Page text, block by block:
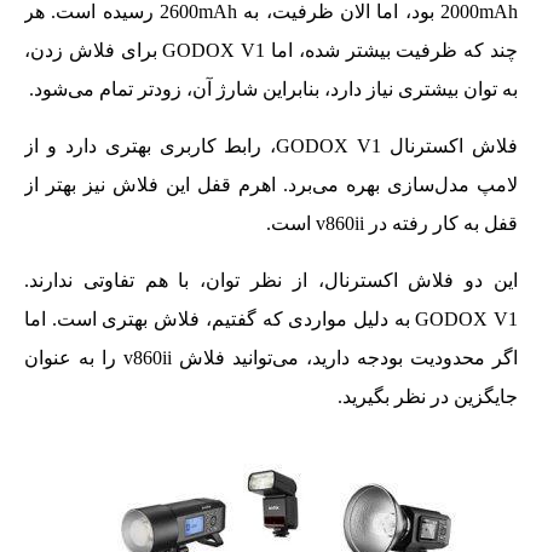
2000mAh بود، اما الان ظرفیت، به 2600mAh رسیده است. هر
چند که ظرفیت بیشتر شده، اما GODOX V1 برای فلاش زدن،
به توان بیشتری نیاز دارد، بنابراین شارژ آن، زودتر تمام می‌شود.
فلاش اکسترنال GODOX V1، رابط کاربری بهتری دارد و از
لامپ مدل‌سازی بهره می‌برد. اهرم قفل این فلاش نیز بهتر از
قفل به کار رفته در v860ii است.
این دو فلاش اکسترنال، از نظر توان، با هم تفاوتی ندارند.
GODOX V1 به دلیل مواردی که گفتیم، فلاش بهتری است. اما
اگر محدودیت بودجه دارید، می‌توانید فلاش v860ii را به عنوان
جایگزین در نظر بگیرید.